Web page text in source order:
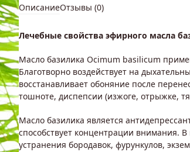
ОписаниеОтзывы (0)
Лечебные свойства эфирного масла
Масло базилика Ocimum basilicum
Благотворно воздействует на
восстанавливает обоняние после
тошноте, диспепсии (изжоге, отрыжке,
Масло базилика является
способствует концентрации внимания.
устранения бородавок, фурункулов,